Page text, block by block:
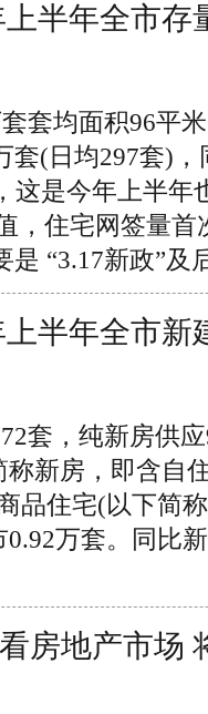
半年全市存
套均面积96平
套(日均297套)
这是今年上半年
，住宅网签量首
“3.17新政”及
半年全市新
套，纯新房供
新房，即含自
品住宅(以下简
万套。同比
房地产市场